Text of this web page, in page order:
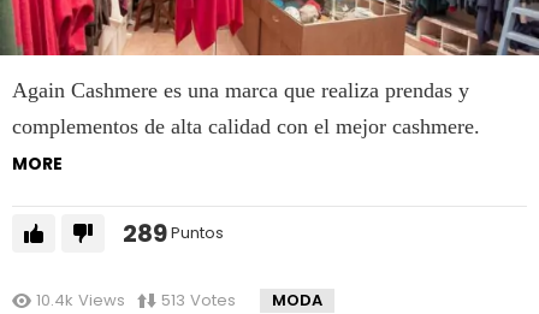
Again Cashmere es una marca que realiza prendas y
complementos de alta calidad con el mejor cashmere.
MORE
289Puntos
10.4k Views 513 Votes MODA